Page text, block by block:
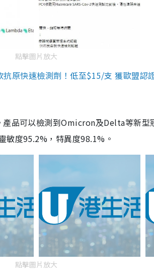
點擊圖片放大
原快速檢測劑！低至$15/支 獲歐盟認
品可以檢測到Omicron及Delta等新型
敏度95.2%，特異度98.1%。
點擊圖片放大